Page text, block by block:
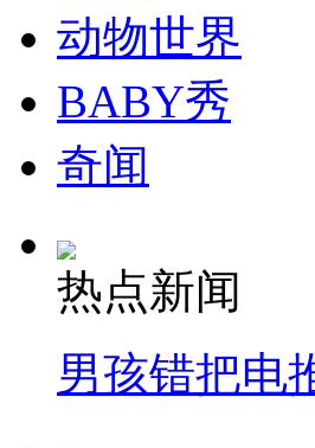
动物世界
BABY秀
奇闻
热点新闻
男孩错把电